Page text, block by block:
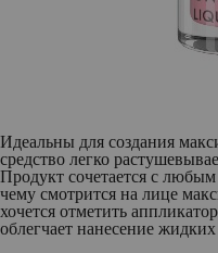
Идеальны для создания
средство легко
Продукт сочетается с
чему смотрится на лице
хочется отметить
облегчает нанесение